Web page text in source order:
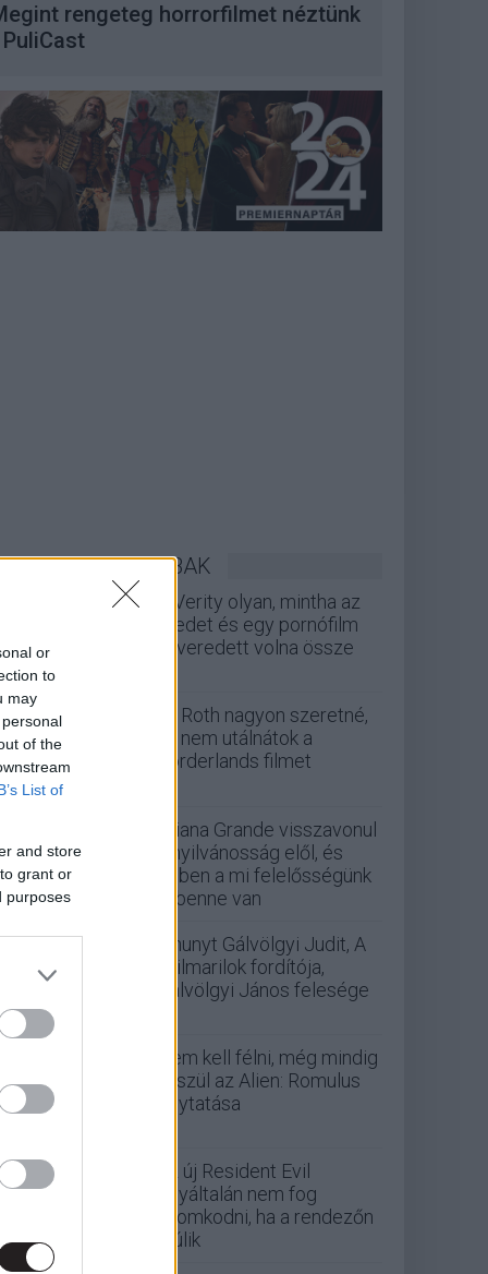
or
to
may
of the
List of
and store
grant or
purposes
rengeteg horrorfilmet néztünk
LEGOLVASOTTABBAK
A Verity olyan, mintha az
Eredet és egy pornófilm
keveredett volna össze
Eli Roth nagyon szeretné,
ha nem utálnátok a
Borderlands filmet
Ariana Grande visszavonul
a nyilvánosság elől, és
ebben a mi felelősségünk
is benne van
Elhunyt Gálvölgyi Judit, A
szilmarilok fordítója,
Gálvölgyi János felesége
Nem kell félni, még mindig
készül az Alien: Romulus
folytatása
Az új Resident Evil
egyáltalán nem fog
finomkodni, ha a rendezőn
múlik